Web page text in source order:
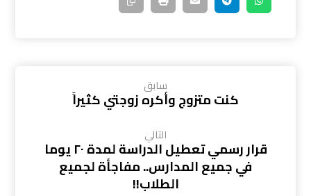
سابق
كنت متزوج وأكره زوجتي كثيراً
التالي
قرار رسمي تعطيل الدراسة لمدة ٢٠ يوما
في جميع المدارس.. مفاجأة لجميع
الطلاب!!